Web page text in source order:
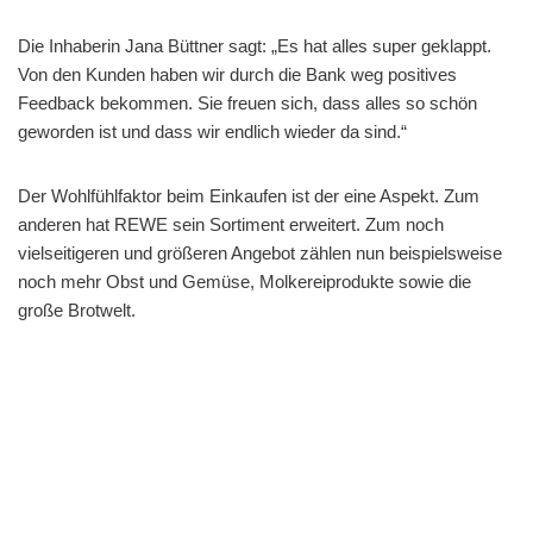
Die Inhaberin Jana Büttner sagt: „Es hat alles super geklappt.
Von den Kunden haben wir durch die Bank weg positives
Feedback bekommen. Sie freuen sich, dass alles so schön
geworden ist und dass wir endlich wieder da sind.“
Der Wohlfühlfaktor beim Einkaufen ist der eine Aspekt. Zum
anderen hat REWE sein Sortiment erweitert. Zum noch
vielseitigeren und größeren Angebot zählen nun beispielsweise
noch mehr Obst und Gemüse, Molkereiprodukte sowie die
große Brotwelt.